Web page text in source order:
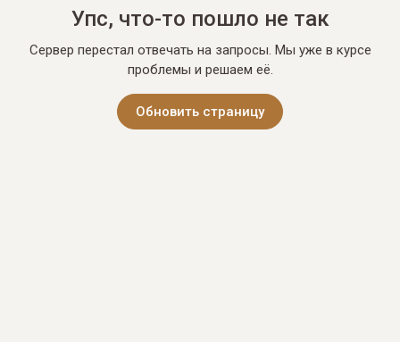
Упс, что-то пошло не так
Сервер перестал отвечать на запросы. Мы уже в курсе
проблемы и решаем её.
Обновить страницу